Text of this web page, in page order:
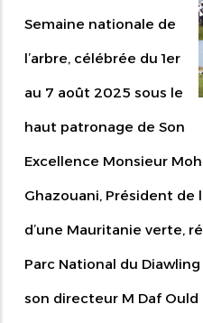
Semaine nationale de
l’arbre, célébrée du 1er
au 7 août 2025 sous le
haut patronage de Son
Excellence Monsieur
Ghazouani, Président de
d’une Mauritanie verte,
Parc National du
son directeur M Daf Ould